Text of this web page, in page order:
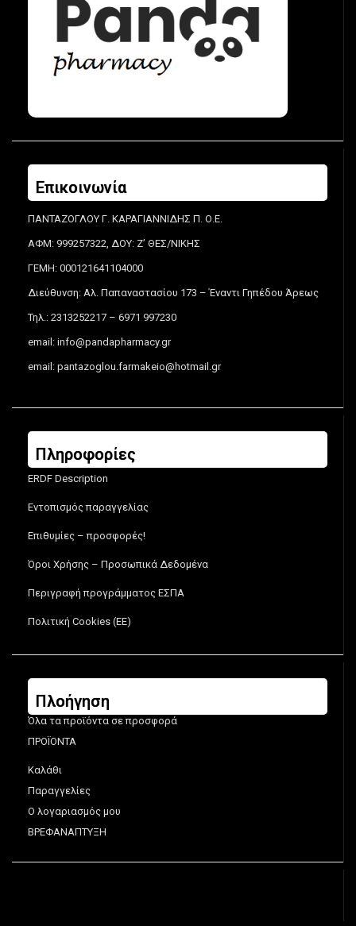
Επικοινωνία
ΠΑΝΤΑΖΟΓΛΟΥ Γ. ΚΑΡΑΓΙΑΝΝΙΔΗΣ Π. Ο.Ε.
ΑΦΜ: 999257322, ΔΟΥ: Ζ’ ΘΕΣ/ΝΙΚΗΣ
ΓΕΜΗ: 000121641104000
Διεύθυνση: Αλ. Παπαναστασίου 173 – Έναντι Γηπέδου Άρεως
Τηλ.: 2313252217 – 6971 997230
email: info@pandapharmacy.gr
email: pantazoglou.farmakeio@hotmail.gr
Πληροφορίες
ERDF Description
Εντοπισμός παραγγελίας
Επιθυμίες – προσφορές!
Όροι Χρήσης – Προσωπικά Δεδομένα
Περιγραφή προγράμματος ΕΣΠΑ
Πολιτική Cookies (ΕΕ)
Πλοήγηση
Όλα τα προϊόντα σε προσφορά
ΠΡΟΪΟΝΤΑ
Καλάθι
Παραγγελίες
Ο λογαριασμός μου
ΒΡΕΦΑΝΑΠΤΥΞΗ